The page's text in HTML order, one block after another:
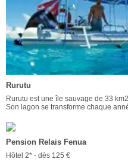
Rurutu
Rurutu est une île sauvage de 33
Son lagon se transforme chaque
Pension Relais Fenua
Hôtel 2* - dès 125 €